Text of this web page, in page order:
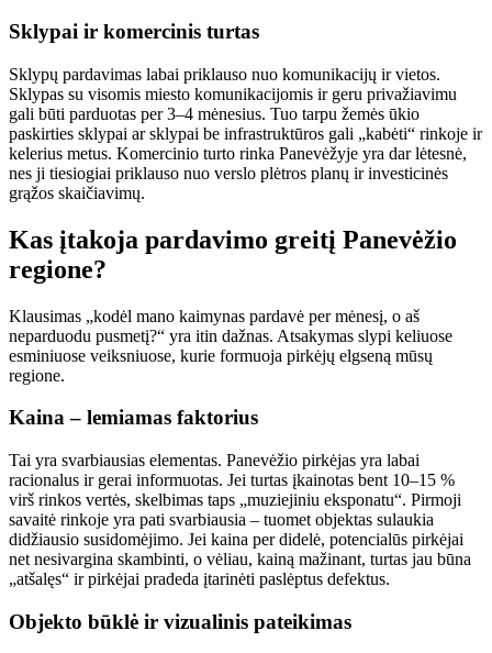
Sklypai ir komercinis turtas
Sklypų pardavimas labai priklauso nuo komunikacijų ir vietos.
Sklypas su visomis miesto komunikacijomis ir geru privažiavimu
gali būti parduotas per 3–4 mėnesius. Tuo tarpu žemės ūkio
paskirties sklypai ar sklypai be infrastruktūros gali „kabėti“ rinkoje ir
kelerius metus. Komercinio turto rinka Panevėžyje yra dar lėtesnė,
nes ji tiesiogiai priklauso nuo verslo plėtros planų ir investicinės
grąžos skaičiavimų.
Kas įtakoja pardavimo greitį Panevėžio
regione?
Klausimas „kodėl mano kaimynas pardavė per mėnesį, o aš
neparduodu pusmetį?“ yra itin dažnas. Atsakymas slypi keliuose
esminiuose veiksniuose, kurie formuoja pirkėjų elgseną mūsų
regione.
Kaina – lemiamas faktorius
Tai yra svarbiausias elementas. Panevėžio pirkėjas yra labai
racionalus ir gerai informuotas. Jei turtas įkainotas bent 10–15 %
virš rinkos vertės, skelbimas taps „muziejiniu eksponatu“. Pirmoji
savaitė rinkoje yra pati svarbiausia – tuomet objektas sulaukia
didžiausio susidomėjimo. Jei kaina per didelė, potencialūs pirkėjai
net nesivargina skambinti, o vėliau, kainą mažinant, turtas jau būna
„atšalęs“ ir pirkėjai pradeda įtarinėti paslėptus defektus.
Objekto būklė ir vizualinis pateikimas